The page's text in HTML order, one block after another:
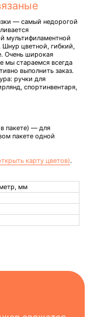
— самый недорогой
мультифиламентной
цветной, гибкий,
Очень широкая
мы стараемся всегда
выполнить заказ.
ручки для
спортинвентаря,
пакете) — для
пакете одной
карту цветов).
мм